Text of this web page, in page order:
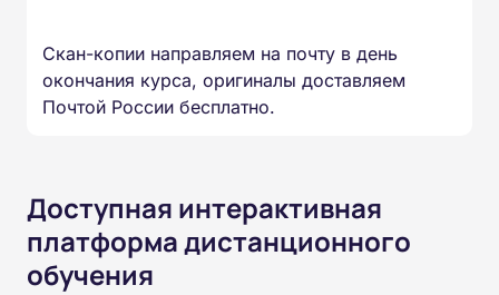
Скан-копии направляем на почту в день
окончания курса, оригиналы доставляем
Почтой России бесплатно.
Доступная интерактивная
платформа дистанционного
обучения